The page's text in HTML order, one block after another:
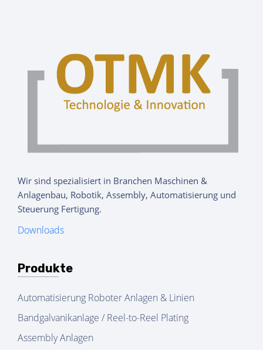
Wir sind spezialisiert in Branchen Maschinen &
Anlagenbau, Robotik, Assembly, Automatisierung und
Steuerung Fertigung.
Downloads
Produkte
Automatisierung Roboter Anlagen & Linien
Bandgalvanikanlage / Reel-to-Reel Plating
Assembly Anlagen